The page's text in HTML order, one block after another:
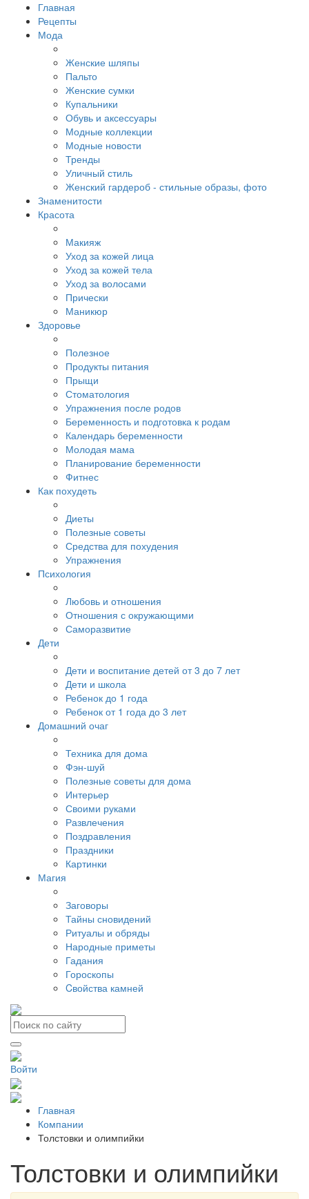
Главная
Рецепты
Мода
Женские шляпы
Пальто
Женские сумки
Купальники
Обувь и аксессуары
Модные коллекции
Модные новости
Тренды
Уличный стиль
Женский гардероб - стильные образы, фото
Знаменитости
Красота
Макияж
Уход за кожей лица
Уход за кожей тела
Уход за волосами
Прически
Маникюр
Здоровье
Полезное
Продукты питания
Прыщи
Стоматология
Упражнения после родов
Беременность и подготовка к родам
Календарь беременности
Молодая мама
Планирование беременности
Фитнес
Как похудеть
Диеты
Полезные советы
Средства для похудения
Упражнения
Психология
Любовь и отношения
Отношения с окружающими
Саморазвитие
Дети
Дети и воспитание детей от 3 до 7 лет
Дети и школа
Ребенок до 1 года
Ребенок от 1 года до 3 лет
Домашний очаг
Техника для дома
Фэн-шуй
Полезные советы для дома
Интерьер
Своими руками
Развлечения
Поздравления
Праздники
Картинки
Магия
Заговоры
Тайны сновидений
Ритуалы и обряды
Народные приметы
Гадания
Гороскопы
Cвойства камней
Войти
Главная
Компании
Толстовки и олимпийки
Толстовки и олимпийки